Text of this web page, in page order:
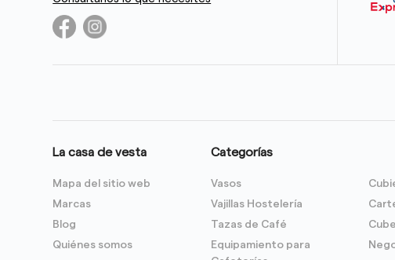
La casa de vesta
Mapa del sitio web
Marcas
Blog
Quiénes somos
Categorías
Vasos
Vajillas Hostelería
Tazas de Café
Equipamiento para